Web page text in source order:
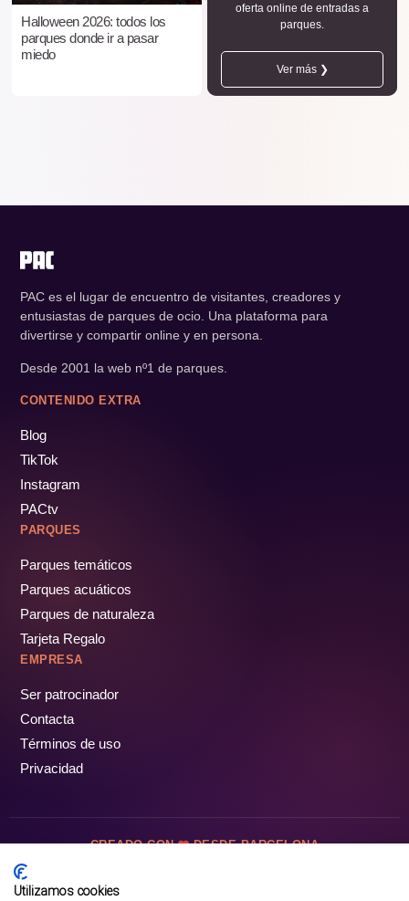
Halloween 2026: todos los
parques donde ir a pasar
miedo
oferta online de entradas a
parques.
Ver más ❯
PAC es el lugar de encuentro de visitantes, creadores y
entusiastas de parques de ocio. Una plataforma para
divertirse y compartir online y en persona.
Desde 2001 la web nº1 de parques.
CONTENIDO EXTRA
Blog
TikTok
Instagram
PACtv
PARQUES
Parques temáticos
Parques acuáticos
Parques de naturaleza
Tarjeta Regalo
EMPRESA
Ser patrocinador
Contacta
Términos de uso
Privacidad
CREADO CON DESDE BARCELONA
Utilizamos cookies